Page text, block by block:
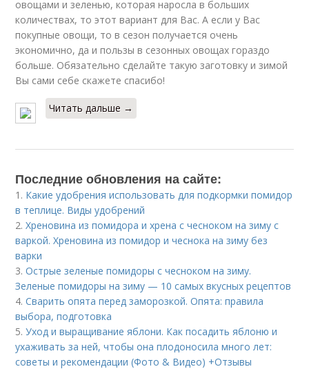
овощами и зеленью, которая наросла в больших
количествах, то этот вариант для Вас. А если у Вас
покупные овощи, то в сезон получается очень
экономично, да и пользы в сезонных овощах гораздо
больше. Обязательно сделайте такую заготовку и зимой
Вы сами себе скажете спасибо!
Читать дальше →
Последние обновления на сайте:
1. Какие удобрения использовать для подкормки помидор
в теплице. Виды удобрений
2.Хреновина из помидора и хрена с чесноком на зиму с
варкой. Хреновина из помидор и чеснока на зиму без
варки
3.Острые зеленые помидоры с чесноком на зиму.
Зеленые помидоры на зиму — 10 самых вкусных рецептов
4.Сварить опята перед заморозкой. Опята: правила
выбора, подготовка
5.Уход и выращивание яблони. Как посадить яблоню и
ухаживать за ней, чтобы она плодоносила много лет:
советы и рекомендации (Фото & Видео) +Отзывы